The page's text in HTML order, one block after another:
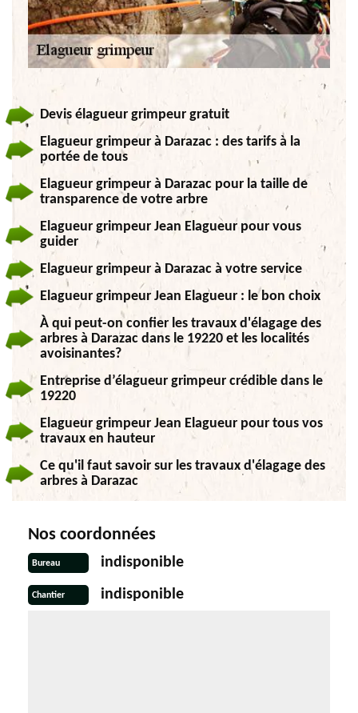
Devis élagueur grimpeur gratuit
Elagueur grimpeur à Darazac : des tarifs à la
portée de tous
Elagueur grimpeur à Darazac pour la taille de
transparence de votre arbre
Elagueur grimpeur Jean Elagueur pour vous
guider
Elagueur grimpeur à Darazac à votre service
Elagueur grimpeur Jean Elagueur : le bon choix
À qui peut-on confier les travaux d'élagage des
arbres à Darazac dans le 19220 et les localités
avoisinantes?
Entreprise d’élagueur grimpeur crédible dans le
19220
Elagueur grimpeur Jean Elagueur pour tous vos
travaux en hauteur
Ce qu'il faut savoir sur les travaux d'élagage des
arbres à Darazac
Nos coordonnées
Bureau indisponible
Chantier indisponible